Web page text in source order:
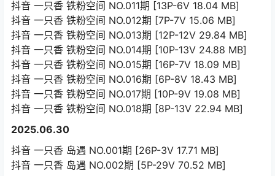
抖音 一只香 铁粉空间 NO.011期 [13P-6V 18.04 MB]
抖音 一只香 铁粉空间 NO.012期 [7P-7V 15.06 MB]
抖音 一只香 铁粉空间 NO.013期 [12P-12V 29.84 MB]
抖音 一只香 铁粉空间 NO.014期 [10P-13V 24.88 MB]
抖音 一只香 铁粉空间 NO.015期 [16P-7V 18.09 MB]
抖音 一只香 铁粉空间 NO.016期 [6P-8V 18.43 MB]
抖音 一只香 铁粉空间 NO.017期 [10P-9V 19.08 MB]
抖音 一只香 铁粉空间 NO.018期 [8P-13V 22.94 MB]
2025.06.30
抖音 一只香 岛遇 NO.001期 [26P-3V 17.71 MB]
抖音 一只香 岛遇 NO.002期 [5P-29V 70.52 MB]